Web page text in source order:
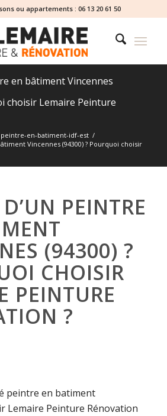
ou appartements : 06 13 20 61 50
en bâtiment Vincennes
choisir Lemaire Peinture
peintre-en-batiment-idf-est /
Vincennes (94300) ? Pourquoi choisir
PEINTRE
(94300) ?
CHOISIR
PEINTURE
?
peintre en batiment
Lemaire Peinture Rénovation